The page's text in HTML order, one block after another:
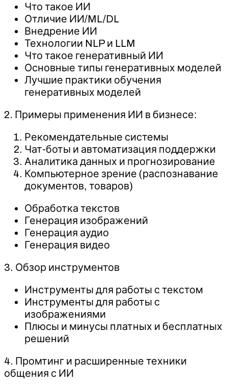
Что такое ИИ
Отличие ИИ/ML/DL
Внедрение ИИ
Технологии NLP и LLM
Что такое генеративный ИИ
Основные типы генеративных моделей
Лучшие практики обучения
генеративных моделей
2. Примеры применения ИИ в бизнесе:
Рекомендательные системы
Чат-боты и автоматизация поддержки
Аналитика данных и прогнозирование
Компьютерное зрение (распознавание
документов, товаров)
Обработка текстов
Генерация изображений
Генерация аудио
Генерация видео
3. Обзор инструментов
Инструменты для работы с текстом
Инструменты для работы с
изображениями
Плюсы и минусы платных и бесплатных
решений
4. Промтинг и расширенные техники
общения с ИИ